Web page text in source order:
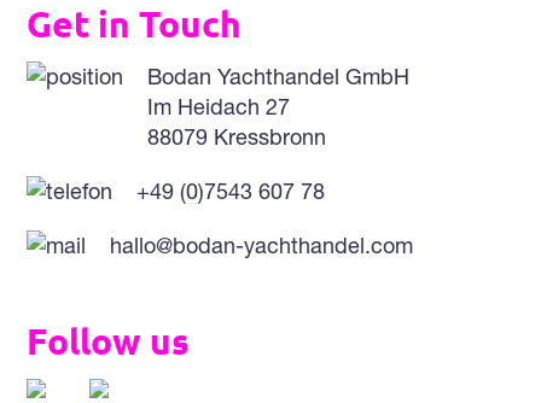
Get in Touch
Bodan Yachthandel GmbH
Im Heidach 27
88079 Kressbronn
+49 (0)7543 607 78
hallo@bodan-yachthandel.com
Follow us